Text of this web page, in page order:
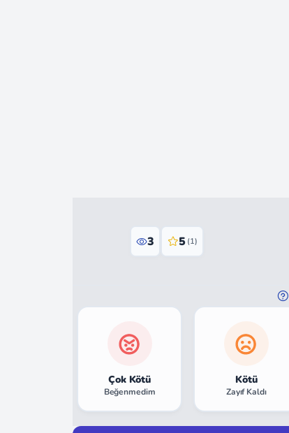
3 5 (1)
Çok Kötü
Beğenmedim
Kötü
Zayıf Kaldı